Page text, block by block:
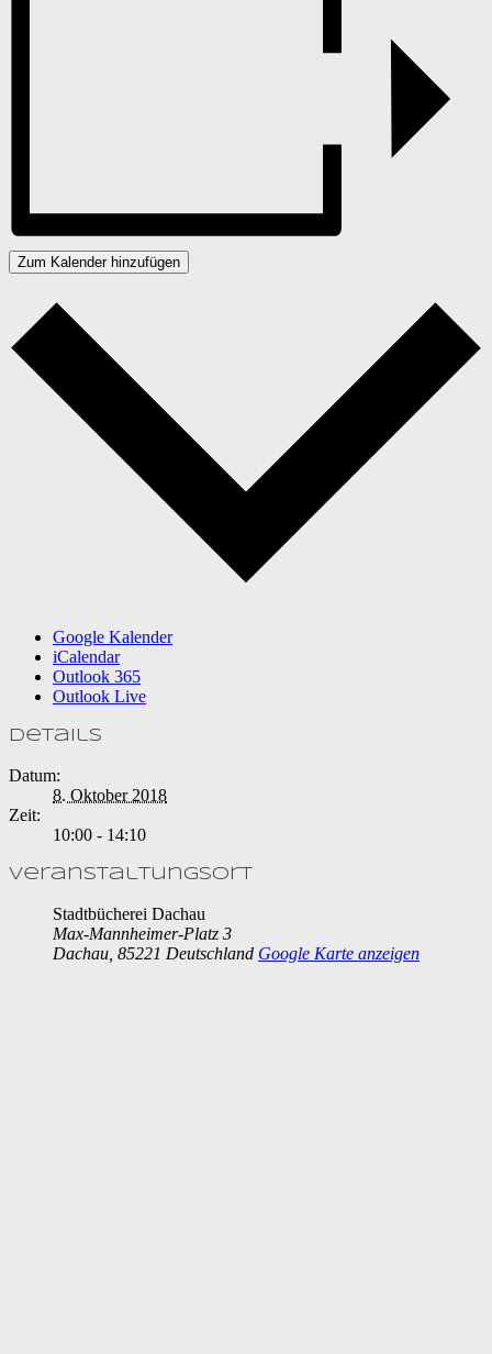
Zum Kalender hinzufügen
Google Kalender
iCalendar
Outlook 365
Outlook Live
Details
Datum:
8. Oktober 2018
Zeit:
10:00 - 14:10
Veranstaltungsort
Stadtbücherei Dachau
Max-Mannheimer-Platz 3
Dachau 85221 Deutschland Google Karte anzeigen